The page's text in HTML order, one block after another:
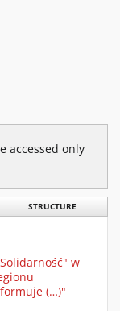
accessed only
STRUCTURE
w
(…)"